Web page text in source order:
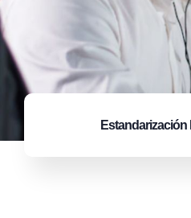
Estandarización